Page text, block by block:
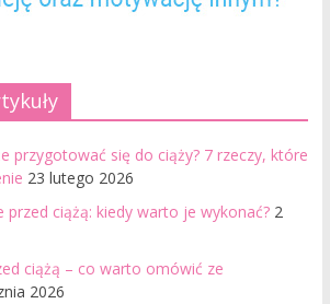
przygotować się do ciąży? 7 rzeczy, które
23 lutego 2026
przed ciążą: kiedy warto je wykonać? 2
ciążą – co warto omówić ze
2026